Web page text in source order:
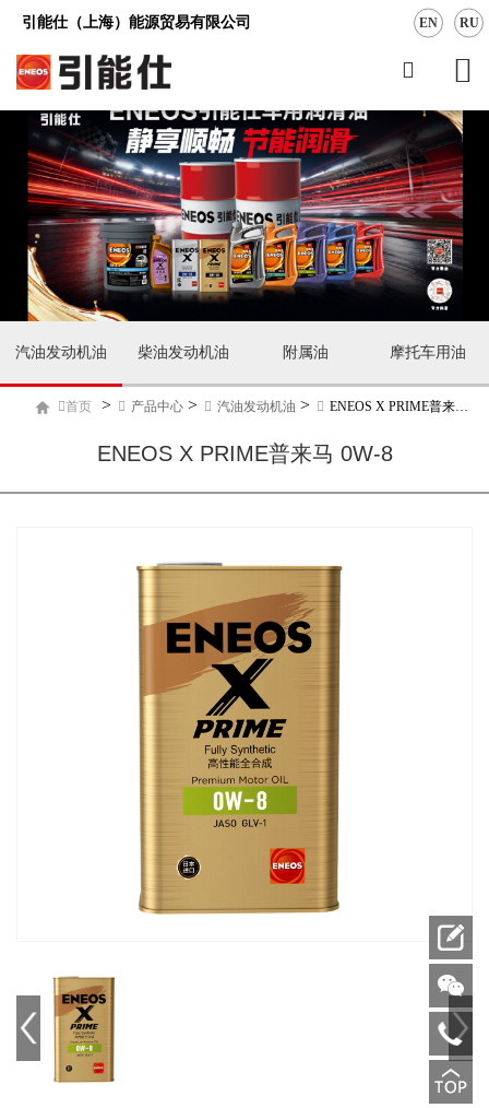
引能仕（上海）能源贸易有限公司 EN RU
汽油发动机油 柴油发动机油 附属油 摩托车用油
首页 > 产品中心 > 汽油发动机油 > ENEOS X PRIME普来马 进口系列
ENEOS X PRIME普来马 0W-8